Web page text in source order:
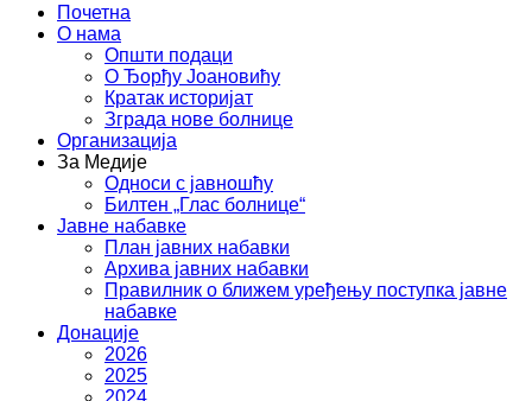
Почетна
О нама
Општи подаци
О Ђорђу Јоановићу
Кратак историјат
Зграда нове болнице
Организација
За Медије
Односи с јавношћу
Билтен „Глас болнице“
Јавне набавке
План јавних набавки
Архива јавних набавки
Правилник о ближем уређењу поступка јавне
набавке
Донације
2026
2025
2024